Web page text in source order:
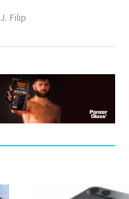
J. Filip